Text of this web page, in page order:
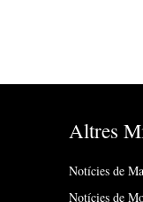
Altres
Notícies de
Notícies de